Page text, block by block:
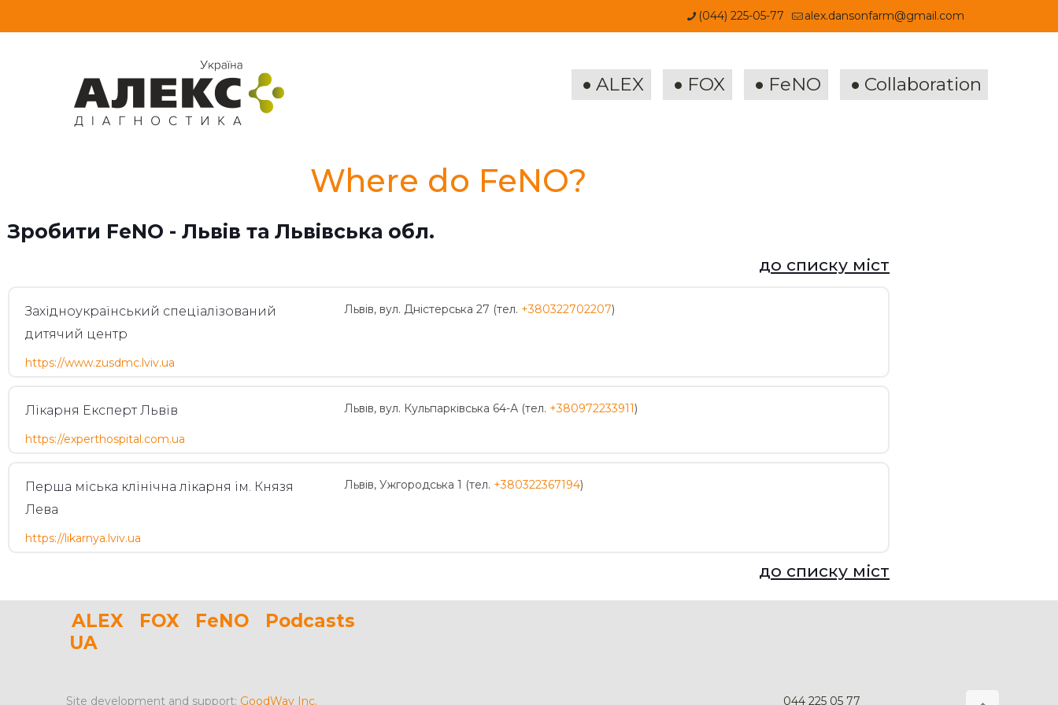
(044) 225-05-77 alex.dansonfarm@gmail.com
ALEX FOX FeNO Collaboration
Where do FeNO?
Зробити FeNO - Львів та Львівська обл.
до списку міст
Західноукраїнський спеціалізований
дитячий центр
https://www.zusdmc.lviv.ua
Львів, вул. Дністерська 27 (тел. +380322702207)
Лікарня Експерт Львів
https://experthospital.com.ua
Львів, вул. Кульпарківська 64-А (тел. +380972233911)
Перша міська клінічна лікарня ім. Князя
Лева
https://likarnya.lviv.ua
Львів, Ужгородська 1 (тел. +380322367194)
до списку міст
ALEX FOX FeNO
Podcasts
UA
Site development and support: GoodWay Inc. 044 225 05 77